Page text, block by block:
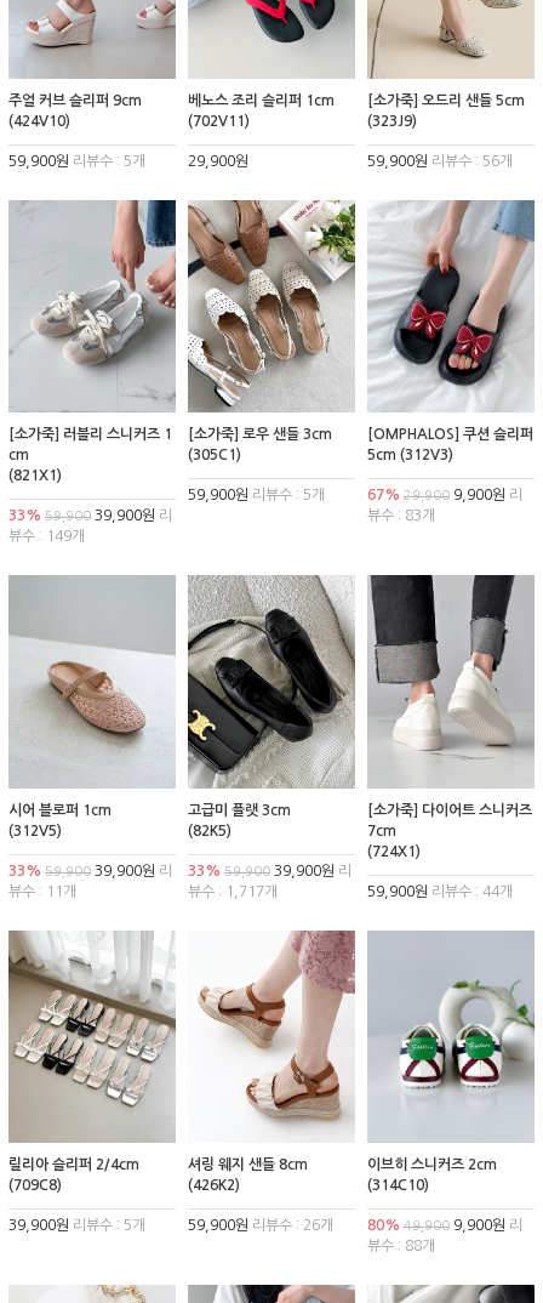
주얼 커브 슬리퍼 9cm
(424V10)
59,900원 리뷰수 : 5개
베노스 조리 슬리퍼 1cm
(702V11)
29,900원
[소가죽] 오드리 샌들 5cm
(323J9)
59,900원 리뷰수 : 56개
[소가죽] 러블리 스니커즈 1
cm
(821X1)
33% 59,900 39,900원 리
뷰수 : 149개
[소가죽] 로우 샌들 3cm
(305C1)
59,900원 리뷰수 : 5개
[OMPHALOS] 쿠션 슬리퍼
5cm (312V3)
67% 29,9009,900원 리
뷰수 : 83개
시어 블로퍼 1cm
(312V5)
33% 59,900 39,900원 리
뷰수 : 11개
고급미 플랫 3cm
(82K5)
33% 59,90039,900원 리
뷰수 : 1,717개
[소가죽] 다이어트 스니커즈
7cm
(724X1)
59,900원 리뷰수 : 44개
릴리아 슬리퍼 2/4cm
(709C8)
39,900원 리뷰수 : 5개
셔링 웨지 샌들 8cm
(426K2)
59,900원 리뷰수 : 26개
이브히 스니커즈 2cm
(314C10)
80% 49,9009,900원 리
뷰수 : 88개